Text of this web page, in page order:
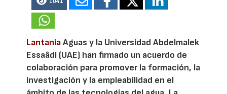
LantaniaAguas y la Universidad Abdelmalek
Essaâdi (UAE) han firmado un acuerdo de
colaboración para promover la formación, la
investigación y la empleabilidad en el